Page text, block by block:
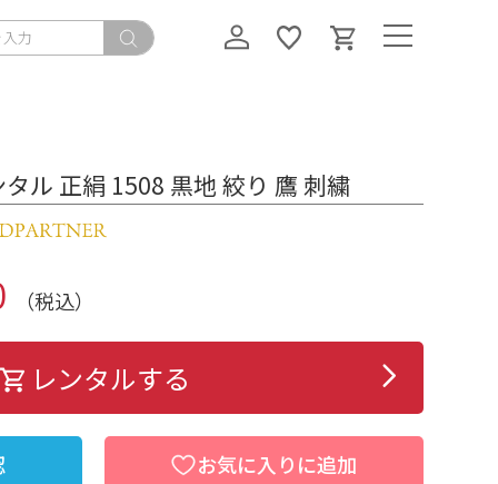
ル 正絹 1508 黒地 絞り 鷹 刺繍
（税込）
レンタルする
お気に入りに追加